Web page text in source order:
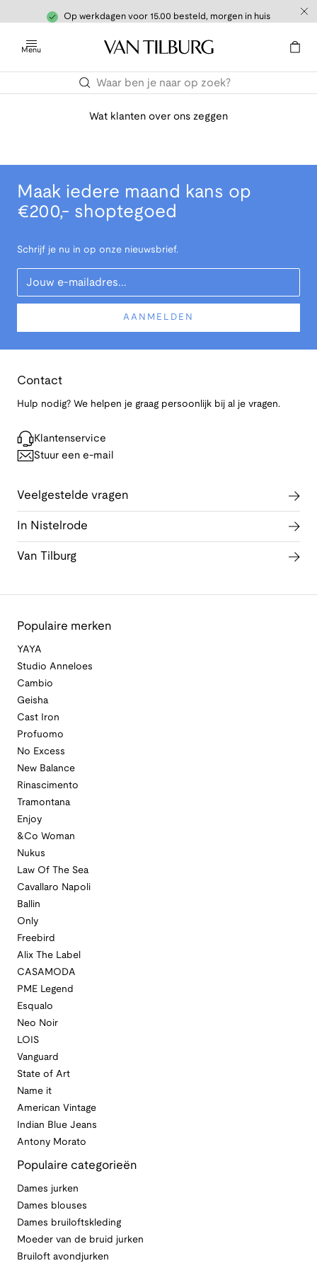
Op werkdagen voor 15.00 besteld, morgen in huis
Menu
Wat klanten over ons zeggen
Maak iedere maand kans op
€200,- shoptegoed
Schrijf je nu in op onze nieuwsbrief.
Your Email
AANMELDEN
Contact
Hulp nodig? We helpen je graag persoonlijk bij al je vragen.
Klantenservice
Stuur een e-mail
Veelgestelde vragen
In Nistelrode
Van Tilburg
Populaire merken
YAYA
Studio Anneloes
Cambio
Geisha
Cast Iron
Profuomo
No Excess
New Balance
Rinascimento
Tramontana
Enjoy
&Co Woman
Nukus
Law Of The Sea
Cavallaro Napoli
Ballin
Only
Freebird
Alix The Label
CASAMODA
PME Legend
Esqualo
Neo Noir
LOIS
Vanguard
State of Art
Name it
American Vintage
Indian Blue Jeans
Antony Morato
Populaire categorieën
Dames jurken
Dames blouses
Dames bruiloftskleding
Moeder van de bruid jurken
Bruiloft avondjurken